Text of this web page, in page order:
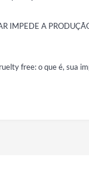
IMPEDE A
free: o que é, sua